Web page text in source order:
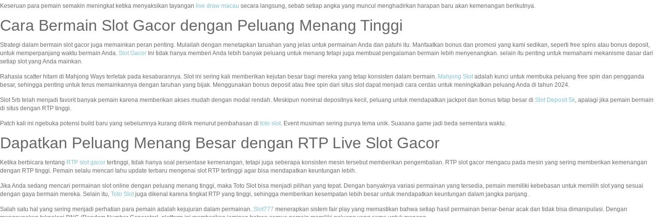
Keseruan para pemain semakin meningkat ketika menyaksikan tayangan live draw macau secara langsung, sebab setiap angka yang muncul menghadirkan harapan baru akan kemenangan berikutnya.
Cara Bermain Slot Gacor dengan Peluang Menang Tinggi
Strategi dalam bermain slot gacor juga memainkan peran penting. Mulailah dengan menetapkan taruahan yang jelas untuk permainan Anda dan patuhi itu. Manfaatkan bonus dan promosi yang kami sedikan, seperti free spins atau bonus deposit,
untuk memperpanjang waktu bermain Anda. Slot Gacor Ini tidak hanya memberi Anda lebih banyak peluang untuk menang tetapi juga membuat pengalaman bermain lebih menyenangkan. selain itu penting untuk memahami mekanisme dasar dari
setiap slot yang Anda mainkan.
Rahasia scatter hitam di Mahjong Ways terletak pada kesabarannya. Slot ini sering kali memberikan kejutan besar bagi mereka yang tetap konsisten dalam bermain. Mahjong Slotadalah kunci untuk membuka peluang free spin dan pengganda
besar, sehingga penting untuk terus memainkannya dengan taruhan yang bijak. Menggunakan bonus deposit atau free spin dari situs slot dapat menjadi cara cerdas untuk meningkatkan peluang Anda di tahun 2024.
Slot 5rb telah menjadi favorit banyak pemain karena memberikan akses mudah dengan modal rendah. Meskipun nominal depositnya kecil, peluang untuk mendapatkan jackpot dan bonus tetap besar di Slot Deposit 5k, apalagi jika pemain bermain
di situs dengan RTP tinggi.
Patch kali ini ngebuka potensi build baru yang sebelumnya kurang dilirik menurut pembahasan di toto slot. Event musiman sering punya tema unik. Suasana game jadi beda sementara waktu.
Dapatkan Peluang Menang Besar dengan RTP Live Slot Gacor
Ketika berbicara tentang RTP slot gacor tertinggi, tidak hanya soal persentase kemenangan, tetapi juga seberapa konsisten mesin tersebut memberikan pengembalian. RTP slot gacor mengacu pada mesin yang sering memberikan kemenangan
dengan RTP tinggi. Pemain selalu mencari tahu update terbaru mengenai slot RTP tertinggi agar bisa mendapatkan keuntungan lebih.
Jika Anda sedang mencari permainan slot online dengan peluang menang tinggi, maka Toto Slot bisa menjadi pilihan yang tepat. Dengan banyaknya variasi permainan yang tersedia, pemain memiliki kebebasan untuk memilih slot yang sesuai
dengan gaya bermain mereka. Selain itu, Toto Slotjuga dikenal karena tingkat RTP yang tinggi, sehingga memberikan kesempatan lebih besar untuk mendapatkan keuntungan dalam jangka panjang.
Salah satu hal yang sering menjadi perhatian para pemain adalah kejujuran dalam permainan. Slot777 menerapkan sistem fair play yang memastikan bahwa setiap hasil permainan benar-benar acak dan tidak bisa dimanipulasi. Dengan